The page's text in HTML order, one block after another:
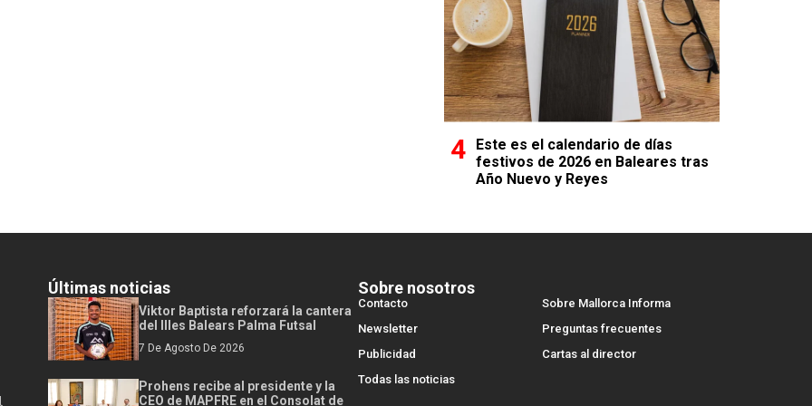
Este es el calendario de días
festivos de 2026 en Baleares tras
Año Nuevo y Reyes
Últimas noticias
Viktor Baptista reforzará la cantera
del Illes Balears Palma Futsal
7 De Agosto De 2026
Prohens recibe al presidente y la
CEO de MAPFRE en el Consolat de
Sobre nosotros
Contacto
Sobre Mallorca Informa
Newsletter
Preguntas frecuentes
Publicidad
Cartas al director
Todas las noticias